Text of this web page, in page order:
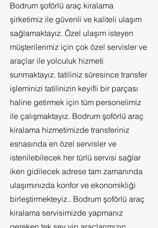
Bodrum şoförlü araç kiralama
şirketimiz ile güvenli ve kaliteli ulaşım
sağlamaktayız. Özel ulaşım isteyen
müşterilerimiz için çok özel servisler ve
araçlar ile yolculuk hizmeti
sunmaktayız. tatiliniz süresince transfer
işleminizi tatilinizin keyifli bir parçası
haline getirmek için tüm personelimiz
ile çalışmaktayız. Bodrum şoförlü araç
kiralama hizmetimizde transferiniz
esnasında en özel servisler ve
istenilebilecek her türlü servisi sağlar
iken gidilecek adrese tam zamanında
ulaşımınızda konfor ve ekonomikliği
birleştirmekteyiz.. Bodrum şoförlü araç
kiralama servisimizde yapmanız